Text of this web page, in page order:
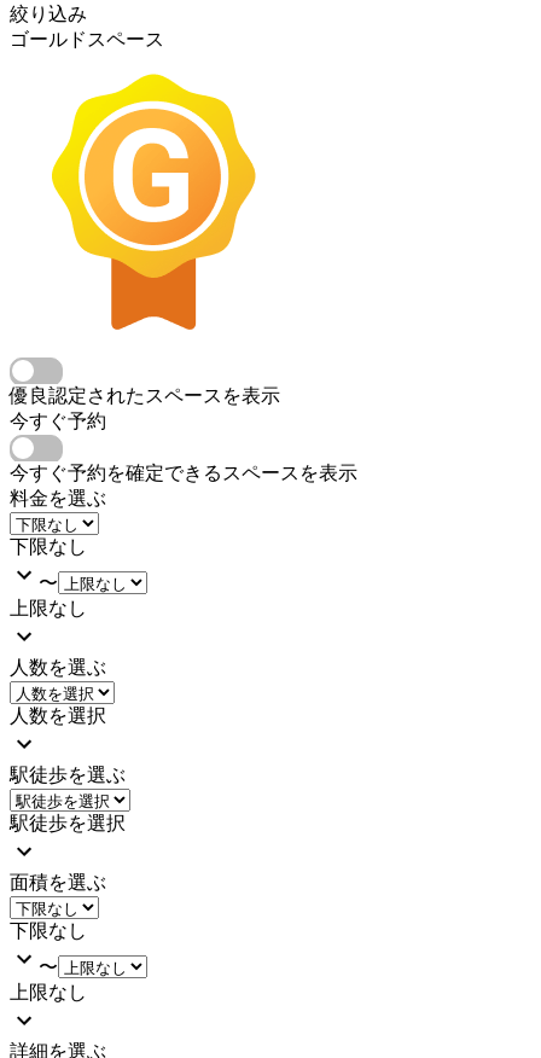
絞り込み
ゴールドスペース
優良認定されたスペースを表示
今すぐ予約
今すぐ予約を確定できるスペースを表示
料金を選ぶ
下限なし
〜
上限なし
人数を選ぶ
人数を選択
駅徒歩を選ぶ
駅徒歩を選択
面積を選ぶ
下限なし
〜
上限なし
詳細を選ぶ